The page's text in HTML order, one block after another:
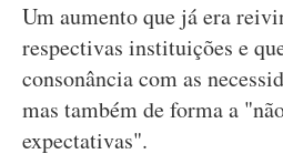
Um aumento que já era
respectivas instituições e
consonância com as
mas também de forma a
expectativas".